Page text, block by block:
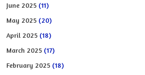
June 2025 (11)
May 2025 (20)
April 2025 (18)
March 2025 (17)
February 2025 (18)